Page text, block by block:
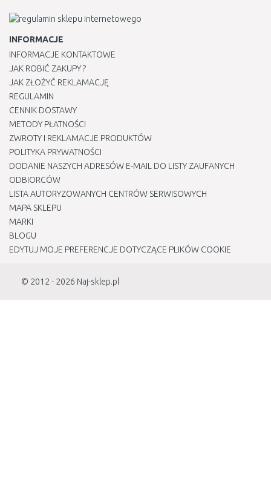
INFORMACJE
INFORMACJE KONTAKTOWE
JAK ROBIĆ ZAKUPY ?
JAK ZŁOŻYĆ REKLAMACJĘ
REGULAMIN
CENNIK DOSTAWY
METODY PŁATNOŚCI
ZWROTY I REKLAMACJE PRODUKTÓW
POLITYKA PRYWATNOŚCI
DODANIE NASZYCH ADRESÓW E-MAIL DO LISTY ZAUFANYCH
ODBIORCÓW
LISTA AUTORYZOWANYCH CENTRÓW SERWISOWYCH
MAPA SKLEPU
MARKI
BLOGU
EDYTUJ MOJE PREFERENCJE DOTYCZĄCE PLIKÓW COOKIE
© 2012 - 2026 Naj-sklep.pl